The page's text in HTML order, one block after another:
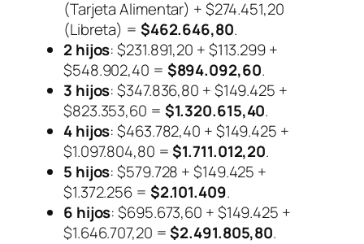
(Tarjeta Alimentar) + $274.451,20
(Libreta) = $462.646,80.
2 hijos: $231.891,20 + $113.299 +
$548.902,40 = $894.092,60.
3 hijos: $347.836,80 + $149.425 +
$823.353,60 = $1.320.615,40.
4 hijos: $463.782,40 + $149.425 +
$1.097.804,80 =$1.711.012,20.
5 hijos: $579.728 + $149.425 +
$1.372.256 = $2.101.409.
6 hijos: $695.673,60 + $149.425 +
$1.646.707,20 =$2.491.805,80.